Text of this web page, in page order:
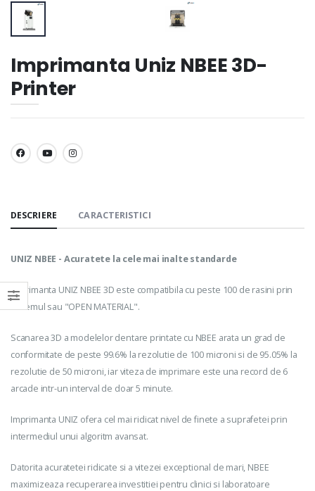
Imprimanta Uniz NBEE 3D-
Printer
SHARE:
DESCRIERE CARACTERISTICI
UNIZ NBEE - Acuratete la cele mai inalte standarde
Imprimanta UNIZ NBEE 3D este compatibila cu peste 100 de rasini prin
sistemul sau "OPEN MATERIAL".
Scanarea 3D a modelelor dentare printate cu NBEE arata un grad de
conformitate de peste 99.6% la rezolutie de 100 microni si de 95.05% la
rezolutie de 50 microni, iar viteza de imprimare este una record de 6
arcade intr-un interval de doar 5 minute.
Imprimanta UNIZ ofera cel mai ridicat nivel de finete a suprafetei prin
intermediul unui algoritm avansat.
Datorita acuratetei ridicate si a vitezei exceptional de mari, NBEE
maximizeaza recuperarea investitiei pentru clinici si laboratoare